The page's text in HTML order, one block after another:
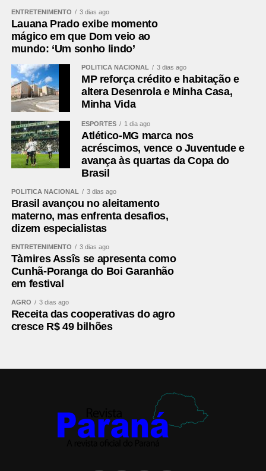
ENTRETENIMENTO 3 dias ago
Lauana Prado exibe momento
mágico em que Dom veio ao
mundo: ‘Um sonho lindo’
POLÍTICA NACIONAL 3 dias ago
MP reforça crédito e habitação e
altera Desenrola e Minha Casa,
Minha Vida
ESPORTES 1 dia ago
Atlético-MG marca nos
acréscimos, vence o Juventude e
avança às quartas da Copa do
Brasil
POLÍTICA NACIONAL 3 dias ago
Brasil avançou no aleitamento
materno, mas enfrenta desafios,
dizem especialistas
ENTRETENIMENTO 3 dias ago
Tàmires Assîs se apresenta como
Cunhã-Poranga do Boi Garanhão
em festival
AGRO 3 dias ago
Receita das cooperativas do agro
cresce R$ 49 bilhões